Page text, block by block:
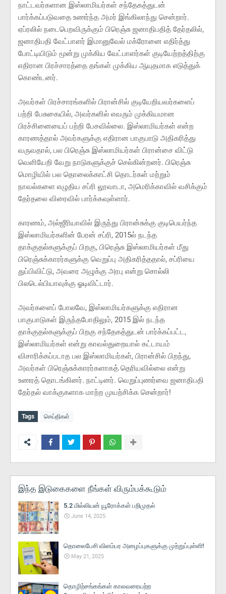
நாட்டவர்களான இஸ்லாமியர்கள் சந்தேகத்துடன்
பார்க்கப்படுவதை உணர்ந்த அமர் இங்கிலாந்து சென்றார்.
ஏப்ரலில் நடைபெறவிருக்கும் பிரெஞ்சு ஜனாதிபதித் தேர்தலில்,
ஜனாதிபதி வேட்பாளர் இமானுவேல் மக்ரோனை எதிர்த்து
போட்டியிடும் மூன்று முக்கிய வேட்பாளர்கள் குடியேற்றத்திற்கு
எதிரான பிரச்சாரத்தை தங்கள் முக்கிய ஆயுதமாக எடுத்துக்
கொண்டனர்.
அவர்கள் பிரச்சாரங்களில் பிரான்சில் குடியேறியவர்களைப்
பற்றி பேசுகையில், அவர்களில் எவரும் முக்கியமான
பிரச்சினையைப் பற்றி பேசவில்லை. இஸ்லாமியர்கள் என்ற
காரணத்தால் அவர்களுக்கு எதிரான பாகுபாடு அதிகரித்து
வருவதால், பல பிரெஞ்சு இஸ்லாமியர்கள் பிரான்சை விட்டு
வெளியேறி வேறு நாடுகளுக்குச் செல்கின்றனர். பிரெஞ்சு
மொழியில் பல தொலைக்காட்சி தொடர்கள் மற்றும்
நாவல்களை எழுதிய சப்ரி லூவாடா, அமெரிக்காவில் வசிக்கும்
தேர்தலை விரைவில் பார்க்கவுள்ளார்.
காரணம், அல்ஜீரியாவில் இருந்து பிரான்சுக்கு குடிபெயர்ந்த
இஸ்லாமியர்களின் பேரன் சப்ரி, 2015ல் நடந்த
தாக்குதல்களுக்குப் பிறகு, பிரெஞ்சு இஸ்லாமியர்கள் மீது
பிரெஞ்சுக்காரர்களுக்கு வெறுப்பு அதிகரித்ததால், சப்ரியை
துப்பிவிட்டு, அவரை அழுக்கு அரபு என்று சொல்லி
பிலடெல்பியாவுக்கு ஓடிவிட்டார்.
அவர்களைப் போலவே, இஸ்லாமியர்களுக்கு எதிரான
பாகுபாடுகள் இருந்தபோதிலும், 2015 இல் நடந்த
தாக்குதல்களுக்குப் பிறகு சந்தேகத்துடன் பார்க்கப்பட்ட,
இஸ்லாமியர்கள் என்று காவல்துறையால் கட்டாயம்
விசாரிக்கப்படாத பல இஸ்லாமியர்கள், பிரான்சில் பிறந்து,
அவர்கள் பிரெஞ்சுக்காரர்களாகத் தெரியவில்லை என்று
உணரத் தொடங்கினர். நாட்டினர். வெறுப்புணர்வை ஜனாதிபதி
தேர்தல் வாக்குகளாக மாற்ற முயற்சிக்க சென்றார்!
Tags செய்திகள்
இந்த இடுகைகளை நீங்கள் விரும்பக்கூடும்
5.2 மில்லியன் யூரோக்கள் பறிமுதல்
June 14, 2025
தொலைபேசி விளம்பர அழைப்புகளுக்கு முற்றுப்புள்ளி!
May 21, 2025
தொழிற்சங்கங்கள் காலவரையற்ற